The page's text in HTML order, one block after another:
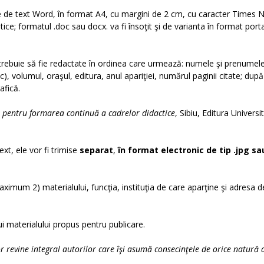
text Word, în format A4, cu margini de 2 cm, cu caracter Times
formatul .doc sau docx. va fi însoţit şi de varianta în format
să fie redactate în ordinea care urmează: numele şi
volumul, oraşul, editura, anul apariţiei, numărul paginii citate; după
pentru formarea continuă a cadrelor didactice, Sibiu, Editura
ele vor fi trimise separat,în format electronic de tip .jpg
2) materialului, funcţia, instituţia de care aparţine şi adresa
materialului propus pentru publicare.
integral autorilor care îşi asumă consecinţele de orice natură